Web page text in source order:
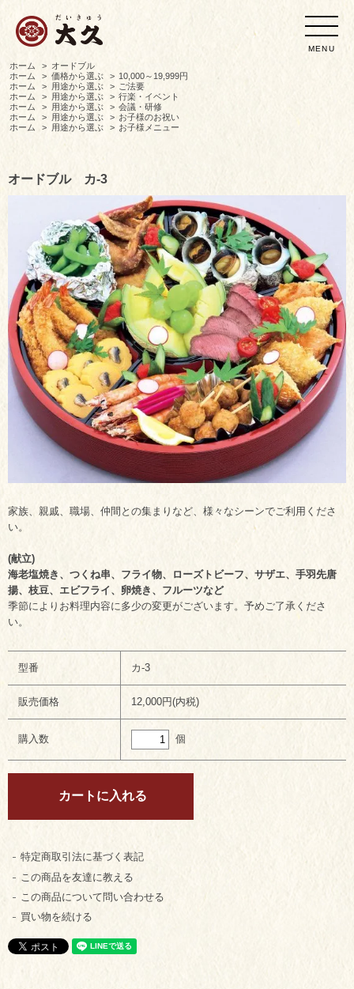
MENU
ホーム > オードブル
ホーム
> 価格から選ぶ > 10,000～19,999円
ホーム
> 用途から選ぶ > ご法要
ホーム
> 用途から選ぶ > 行楽・イベント
ホーム
> 用途から選ぶ > 会議・研修
ホーム
> 用途から選ぶ > お子様のお祝い
ホーム
> 用途から選ぶ > お子様メニュー
オードブル カ-3
家族、親戚、職場、仲間との集まりなど、様々なシーンでご利用くださ
い。
(献立)
海老塩焼き、つくね串、フライ物、ローズトビーフ、サザエ、手羽先唐
揚、枝豆、エビフライ、卵焼き、フルーツなど
季節によりお料理内容に多少の変更がございます。予めご了承くださ
い。
型番 カ-3
販売価格 12,000円(内税)
購入数 個
特定商取引法に基づく表記
この商品を友達に教える
この商品について問い合わせる
買い物を続ける